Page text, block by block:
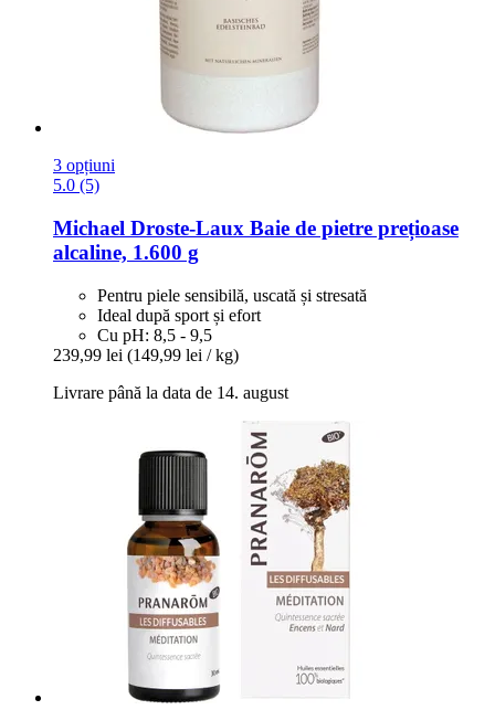
3 opțiuni
5.0 (5)
Michael Droste-Laux Baie de pietre prețioase
alcaline, 1.600 g
Pentru piele sensibilă, uscată și stresată
Ideal după sport și efort
Cu pH: 8,5 - 9,5
239,99 lei (149,99 lei / kg)
Livrare până la data de 14. august